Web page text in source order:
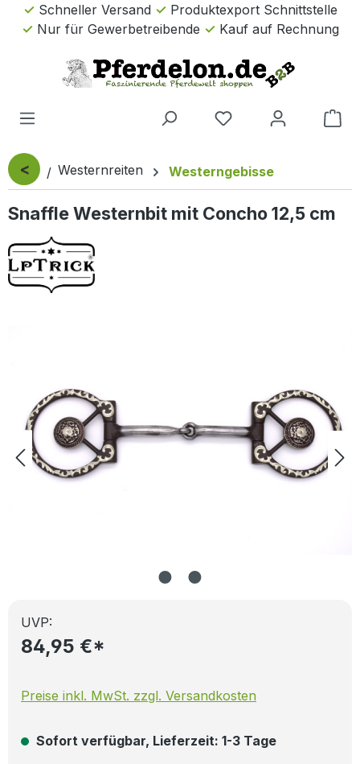
Zum Hauptinhalt springen
Schneller Versand
Produktexport Schnittstelle
Nur für Gewerbetreibende
Kauf auf Rechnung
< Westernreiten Westerngebisse
Snaffle Westernbit mit Concho 12,5 cm
UVP:
84,95 €*
Preise inkl. MwSt. zzgl. Versandkosten
Sofort verfügbar, Lieferzeit: 1-3 Tage